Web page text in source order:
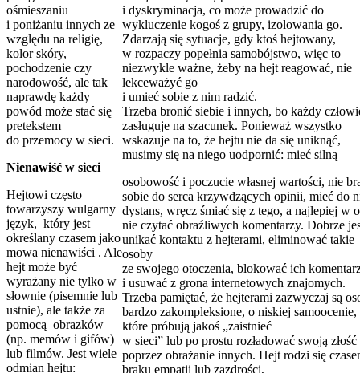
ośmieszaniu
i poniżaniu innych ze
względu na religię,
kolor skóry,
pochodzenie czy
narodowość, ale tak
naprawdę każdy
powód może stać się
pretekstem
do przemocy w sieci.
Nienawiść w sieci
Hejtowi często
towarzyszy wulgarny
język, który jest
określany czasem jako
mowa nienawiści . Ale
hejt może być
wyrażany nie tylko w
słownie (pisemnie lub
ustnie), ale także za
pomocą obrazków
(np. memów i gifów)
lub filmów. Jest wiele
odmian hejtu:
i dyskryminacja, co może prowadzić do
wykluczenie kogoś z grupy, izolowania go.
Zdarzają się sytuacje, gdy ktoś hejtowany,
w rozpaczy popełnia samobójstwo, więc to
niezwykle ważne, żeby na hejt reagować, nie
lekceważyć go
i umieć sobie z nim radzić.
Trzeba bronić siebie i innych, bo każdy
zasługuje na szacunek. Ponieważ wszystko
wskazuje na to, że hejtu nie da się uniknąć,
musimy się na niego uodpornić: mieć silną
osobowość i poczucie własnej wartości, nie
sobie do serca krzywdzących opinii, mieć do
dystans, wręcz śmiać się z tego, a najlepiej w
nie czytać obraźliwych komentarzy. Dobrze
unikać kontaktu z hejterami, eliminować takie
osoby
ze swojego otoczenia, blokować ich
i usuwać z grona internetowych znajomych.
Trzeba pamiętać, że hejterami zazwyczaj są
bardzo zakompleksione, o niskiej samoocenie,
które próbują jakoś „zaistnieć
w sieci” lub po prostu rozładować swoją złość
poprzez obrażanie innych. Hejt rodzi się
braku empatii lub zazdrości,